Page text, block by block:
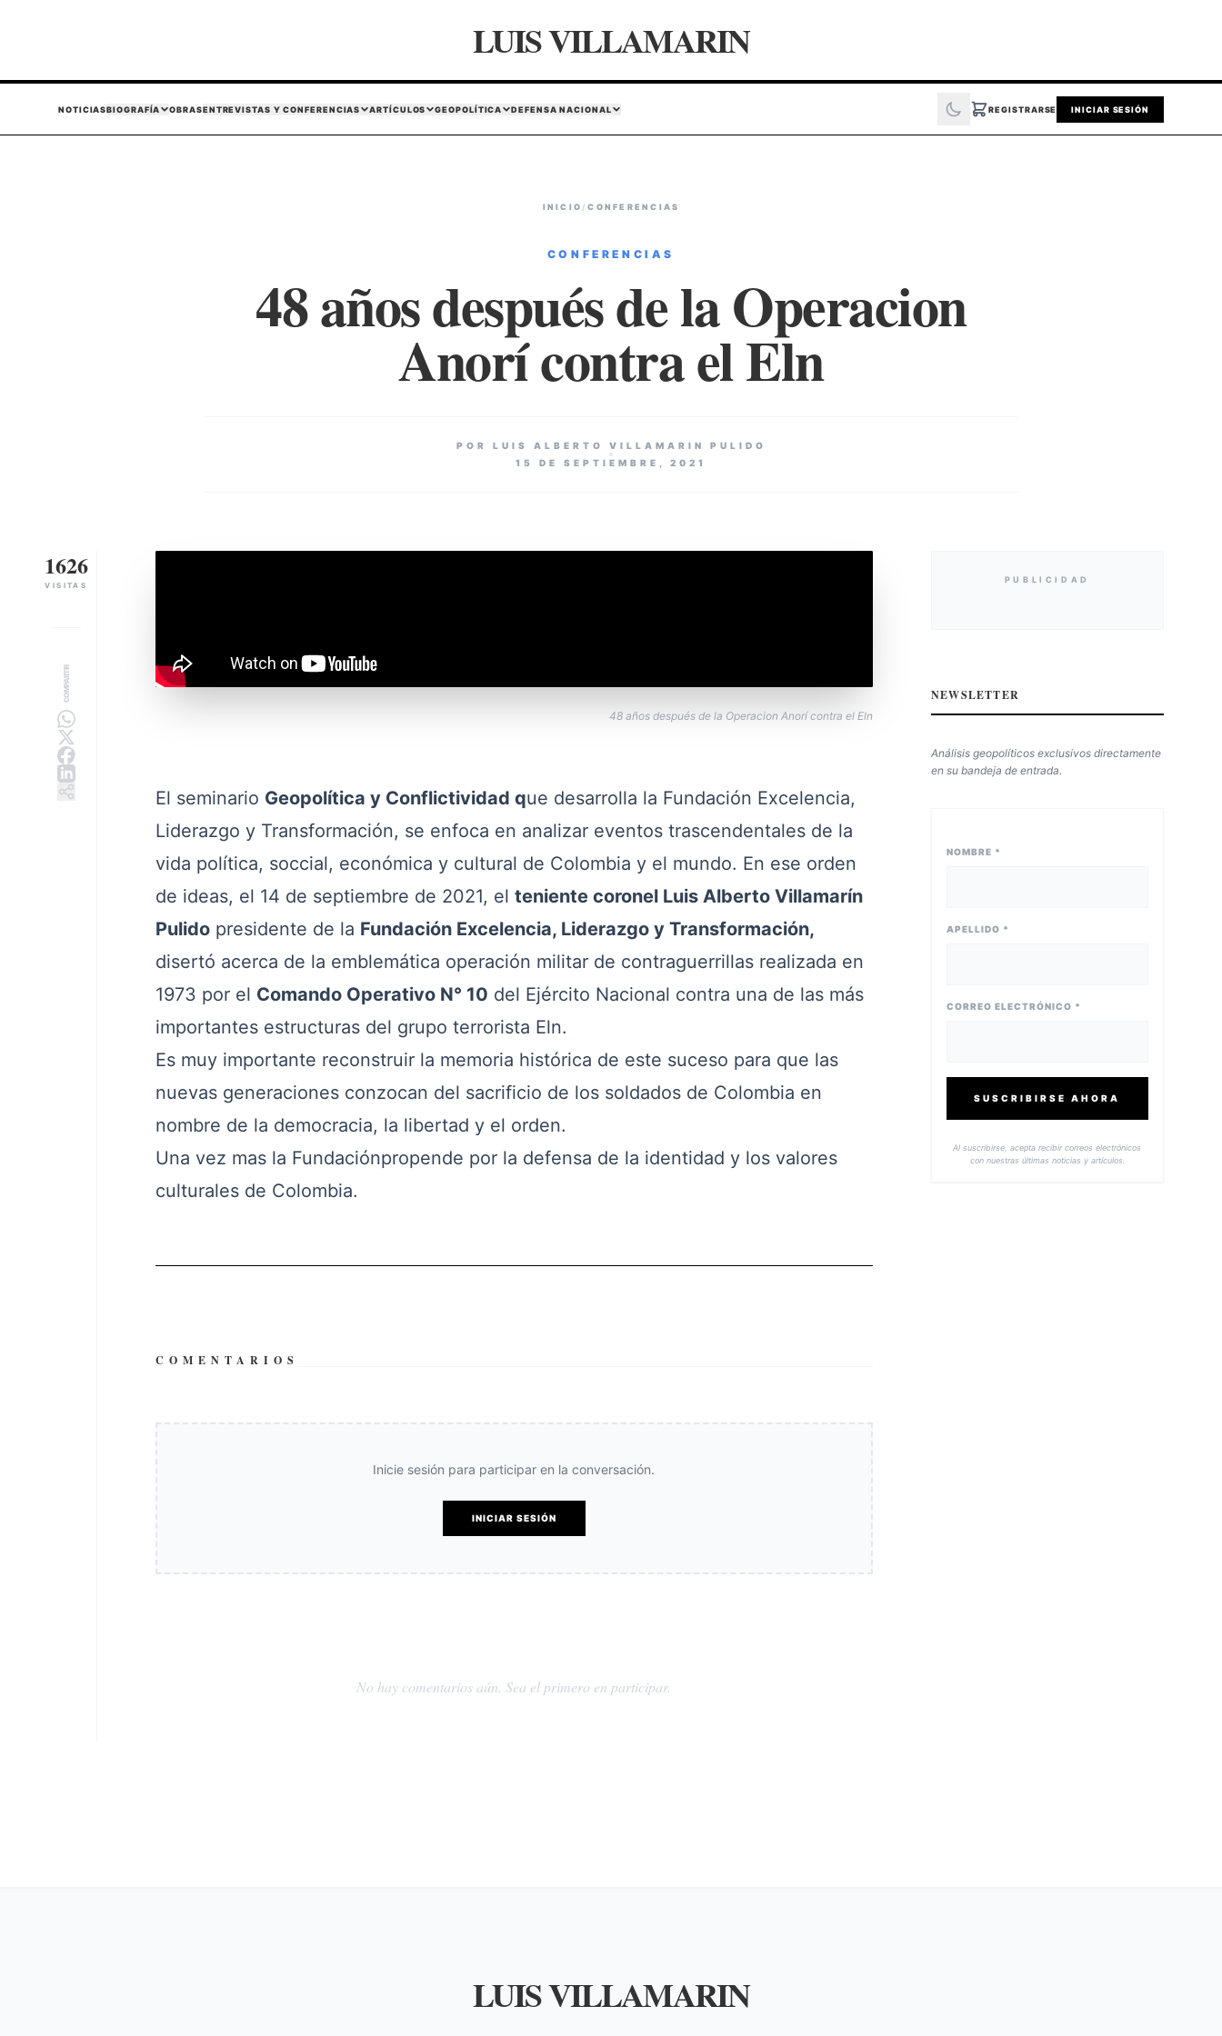
LUIS VILLAMARIN
NOTICIASBIOGRAFÍA OBRASENTREVISTAS Y CONFERENCIAS ARTÍCULOS GEOPOLÍTICA DEFENSA NACIONAL REGISTRARSE INICIAR SESIÓN
INICIO /CONFERENCIAS
CONFERENCIAS
48 años después de la Operacion
Anorí contra el Eln
POR LUIS ALBERTO VILLAMARIN PULIDO
15 DE SEPTIEMBRE, 2021
1626
VISITAS
COMPARTIR
48 años después de la Operacion Anorí contra el Eln
El seminario Geopolítica y Conflictividad que desarrolla la Fundación Excelencia,
Liderazgo y Transformación, se enfoca en analizar eventos trascendentales de la
vida política, soccial, económica y cultural de Colombia y el mundo. En ese orden
de ideas, el 14 de septiembre de 2021, el teniente coronel Luis Alberto Villamarín
Pulidopresidente de la Fundación Excelencia, Liderazgo y Transformación,
disertó acerca de la emblemática operación militar de contraguerrillas realizada en
1973 por el Comando Operativo N° 10 del Ejército Nacional contra una de las más
importantes estructuras del grupo terrorista Eln.
Es muy importante reconstruir la memoria histórica de este suceso para que las
nuevas generaciones conzocan del sacrificio de los soldados de Colombia en
nombre de la democracia, la libertad y el orden.
Una vez mas la Fundaciónpropende por la defensa de la identidad y los valores
culturales de Colombia.
COMENTARIOS
Inicie sesión para participar en la conversación.
INICIAR SESIÓN
No hay comentarios aún. Sea el primero en participar.
PUBLICIDAD
NEWSLETTER
Análisis geopolíticos exclusivos directamente
en su bandeja de entrada.
NOMBRE *
APELLIDO *
CORREO ELECTRÓNICO *
SUSCRIBIRSE AHORA
Al suscribirse, acepta recibir correos electrónicos
con nuestras últimas noticias y artículos.
LUIS VILLAMARIN